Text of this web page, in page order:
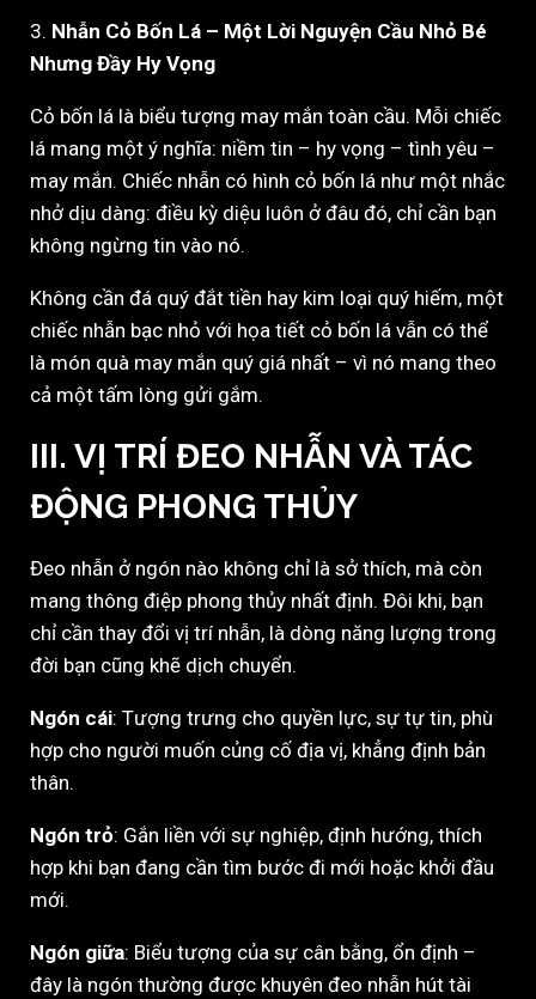
3. Nhẫn Cỏ Bốn Lá – Một Lời Nguyện Cầu Nhỏ Bé
Nhưng Đầy Hy Vọng
Cỏ bốn lá là biểu tượng may mắn toàn cầu. Mỗi chiếc
lá mang một ý nghĩa: niềm tin – hy vọng – tình yêu –
may mắn. Chiếc nhẫn có hình cỏ bốn lá như một nhắc
nhở dịu dàng: điều kỳ diệu luôn ở đâu đó, chỉ cần bạn
không ngừng tin vào nó.
Không cần đá quý đắt tiền hay kim loại quý hiếm, một
chiếc nhẫn bạc nhỏ với họa tiết cỏ bốn lá vẫn có thể
là món quà may mắn quý giá nhất – vì nó mang theo
cả một tấm lòng gửi gắm.
III. VỊ TRÍ ĐEO NHẪN VÀ TÁC
ĐỘNG PHONG THỦY
Đeo nhẫn ở ngón nào không chỉ là sở thích, mà còn
mang thông điệp phong thủy nhất định. Đôi khi, bạn
chỉ cần thay đổi vị trí nhẫn, là dòng năng lượng trong
đời bạn cũng khẽ dịch chuyển.
Ngón cái: Tượng trưng cho quyền lực, sự tự tin, phù
hợp cho người muốn củng cố địa vị, khẳng định bản
thân.
Ngón trỏ: Gắn liền với sự nghiệp, định hướng, thích
hợp khi bạn đang cần tìm bước đi mới hoặc khởi đầu
mới.
Ngón giữa: Biểu tượng của sự cân bằng, ổn định –
đây là ngón thường được khuyên đeo nhẫn hút tài